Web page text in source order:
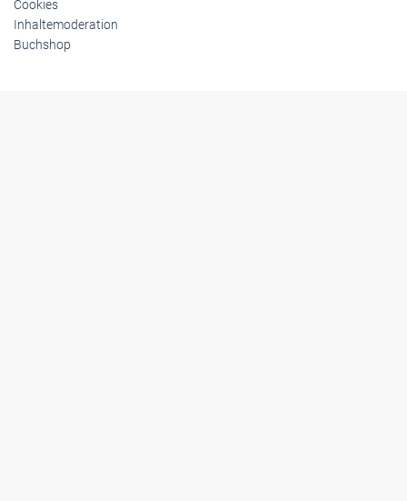
Cookies
Inhaltemoderation
Buchshop